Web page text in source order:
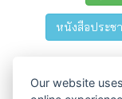
หนังสือประช
เมื่อจบโครงการผู้เ
Our website